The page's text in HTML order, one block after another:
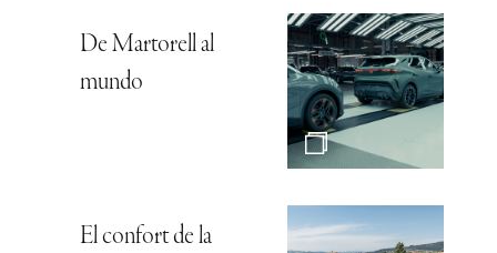
De Martorell al
mundo
El confort de la